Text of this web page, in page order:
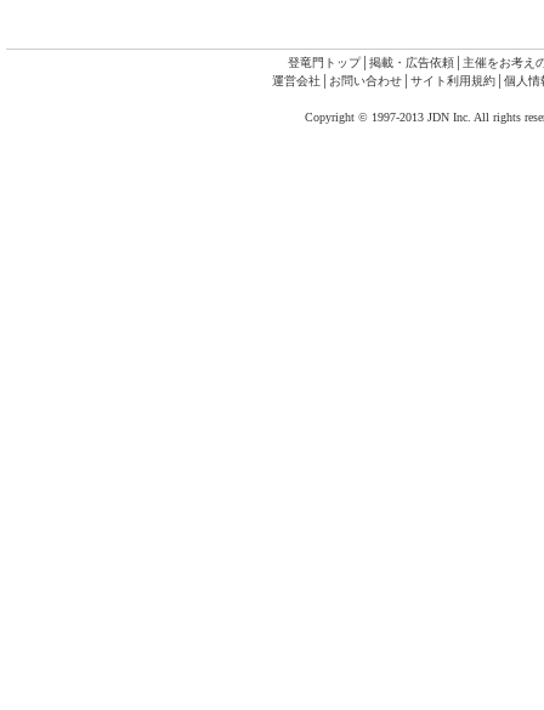
登竜門トップ│ 掲載・広告依頼
主催をお考え
運営会社│ お問い合わせ│ サイト利用規約│ 個人情
Copyright © 1997-2013 JDN Inc. All rights